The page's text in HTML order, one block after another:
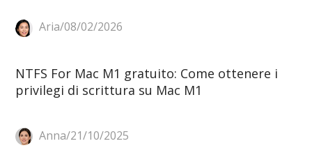
Aria/08/02/2026
NTFS For Mac M1 gratuito: Come ottenere i
privilegi di scrittura su Mac M1
Anna/21/10/2025